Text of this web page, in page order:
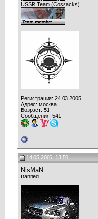
USSR Team (Cossacks)
Регистрация: 24.03.2005
Адрес: москва
Возраст: 51
Сообщения: 541
14.05.2006, 13:50
NisMaN
Banned